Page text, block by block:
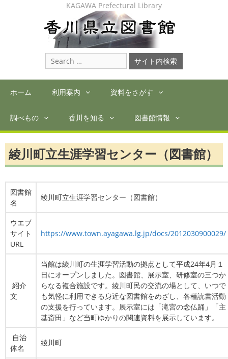
KAGAWA Prefectural Library
Search
for:
ホーム 利用案内 資料をさがす
調べもの 香川を知る 図書館情報
綾川町立生涯学習センター（図書館）
図書館
名
綾川町立生涯学習センター（図書館）
ウエブ
サイト
URL
https://www.town.ayagawa.lg.jp/docs/2012030900029/
紹介
文
当館は綾川町の生涯学習活動の拠点として平成24年4月１
日にオープンしました。図書館、展示室、研修室の三つか
らなる複合施設です。綾川町民の交流の場として、いつで
も気軽に利用できる身近な図書館をめざし、各種読書活動
の支援を行っています。展示室には「滝宮の念仏踊」「主
基斎田」など当町ゆかりの関連資料を展示しています。
自治
体名
綾川町